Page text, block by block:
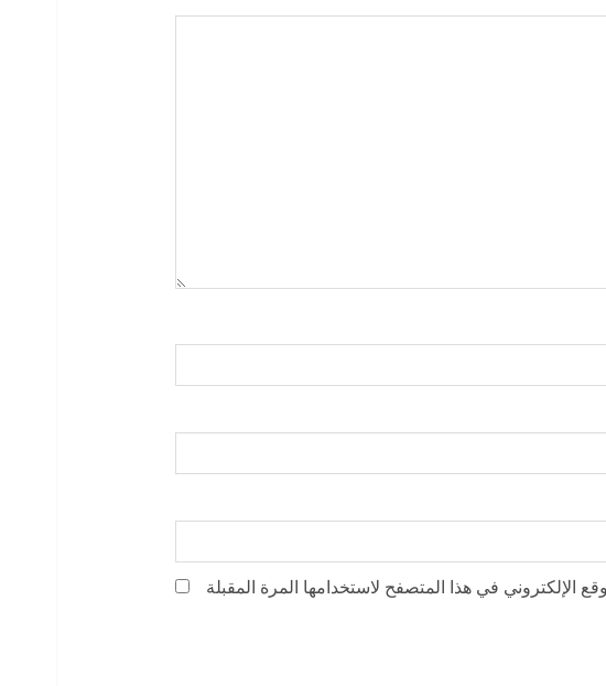
الإلكتروني في هذا المتصفح لاستخدامها المرة المقبلة